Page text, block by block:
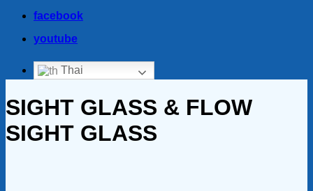
facebook
youtube
Thai
SIGHT GLASS & FLOW
SIGHT GLASS